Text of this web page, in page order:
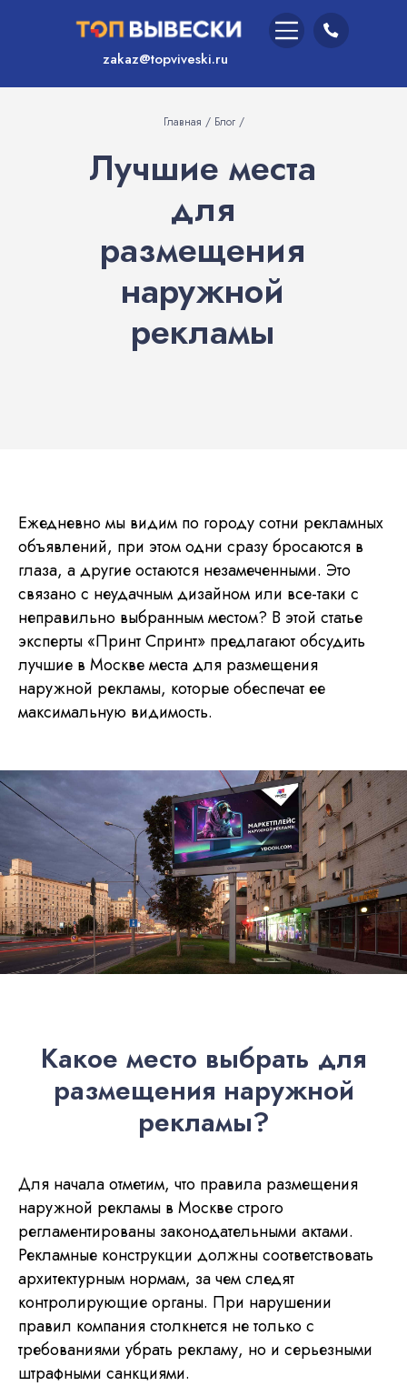
zakaz@topviveski.ru
Главная / Блог /
Лучшие места
для
размещения
наружной
рекламы
Ежедневно мы видим по городу сотни рекламных
объявлений, при этом одни сразу бросаются в
глаза, а другие остаются незамеченными. Это
связано с неудачным дизайном или все-таки с
неправильно выбранным местом? В этой статье
эксперты «Принт Спринт» предлагают обсудить
лучшие в Москве места для размещения
наружной рекламы, которые обеспечат ее
максимальную видимость.
Какое место выбрать для
размещения наружной
рекламы?
Для начала отметим, что правила размещения
наружной рекламы в Москве строго
регламентированы законодательными актами.
Рекламные конструкции должны соответствовать
архитектурным нормам, за чем следят
контролирующие органы. При нарушении
правил компания столкнется не только с
требованиями убрать рекламу, но и серьезными
штрафными санкциями.